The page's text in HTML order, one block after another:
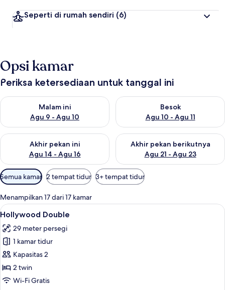
Seperti di rumah sendiri (6)
Opsi kamar
Periksa ketersediaan untuk tanggal ini
Malam ini
Agu 9 - Agu 10
Periksa ketersediaan untuk malam ini Agu 9 - Agu 10
Besok
Agu 10 - Agu 11
Periksa ketersediaan untuk
Akhir pekan ini
Agu 14 - Agu 16
Periksa ketersediaan untuk akhir pekan ini Agu 14 - Agu 16
Akhir pekan berikutnya
Agu 21 - Agu 23
Periksa ketersediaan untuk
Filter
tersedia
untuk
kamar
Semua kamar 2 tempat tidur 3+ tempat tidur
Menampilkan 17 dari 17 kamar
Lihat
semua
foto
untuk
Hollywood
Double
Brankas, tirai kedap cahaya, Wi-Fi
7
Hollywood Double
29 meter persegi
1 kamar tidur
Kapasitas 2
2 twin
Wi-Fi Gratis